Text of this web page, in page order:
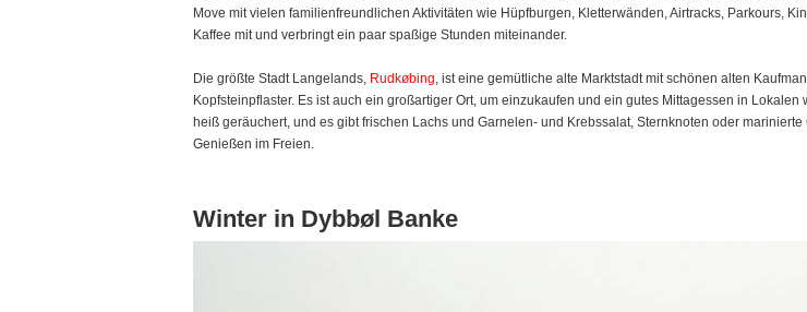
Move mit vielen familienfreundlichen Aktivitäten wie Hüpfburgen, Kletterwänden, Airtracks, Parkours,
Kaffee mit und verbringt ein paar spaßige Stunden miteinander.
Die größte Stadt Langelands, Rudkøbing, ist eine gemütliche alte Marktstadt mit schönen alten
Kopfsteinpflaster. Es ist auch ein großartiger Ort, um einzukaufen und ein gutes Mittagessen in
heiß geräuchert, und es gibt frischen Lachs und Garnelen- und Krebssalat, Sternknoten oder
Genießen im Freien.
Winter in Dybbøl Banke